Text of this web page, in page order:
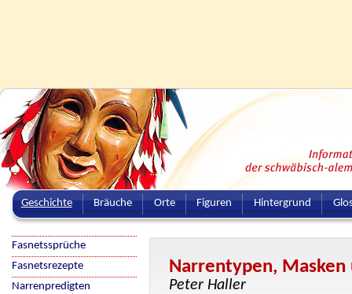
Geschichte Bräuche Orte Figuren Hintergrund
Narrentypen, Masken
Peter Haller
Fasnetssprüche
Fasnetsrezepte
Narrenpredigten